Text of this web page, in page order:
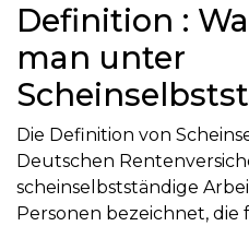
Definition :
man unter
Die Definition von
Deutschen
scheinselbstständige
Personen bezeichnet, die